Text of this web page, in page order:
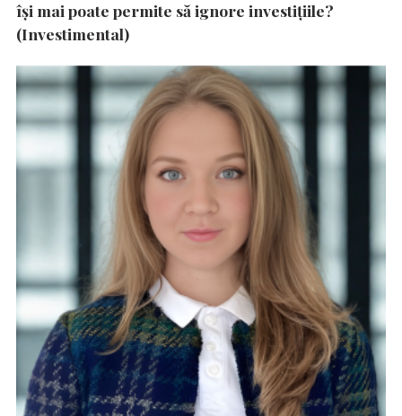
își mai poate permite să ignore investițiile?
(Investimental)